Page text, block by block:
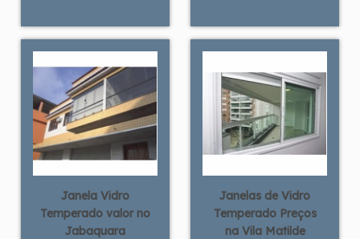
Janela Vidro
Temperado valor no
Jabaquara
Janelas de Vidro
Temperado Preços
na Vila Matilde